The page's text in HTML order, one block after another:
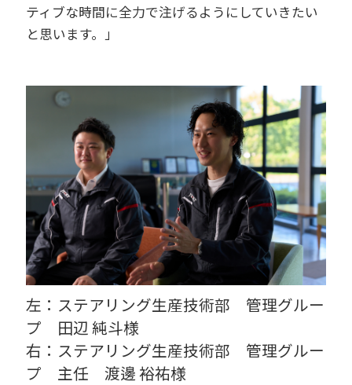
ティブな時間に全力で注げるようにしていきたい
と思います。」
左：ステアリング生産技術部 管理グルー
プ 田辺 純斗様
右：ステアリング生産技術部 管理グルー
プ 主任 渡邊 裕祐様